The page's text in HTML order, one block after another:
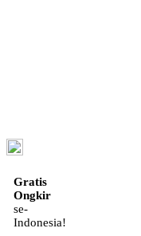
Gratis
Ongkir
se-
Indonesia!